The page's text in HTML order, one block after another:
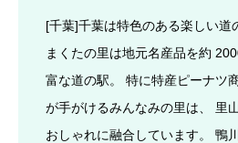
[千葉]千葉は特色のある楽しい道
まくたの里は地元名産品を約
富な道の駅。 特に特産ピーナツ
が手がけるみんなみの里は、 里
おしゃれに融合しています。 鴨